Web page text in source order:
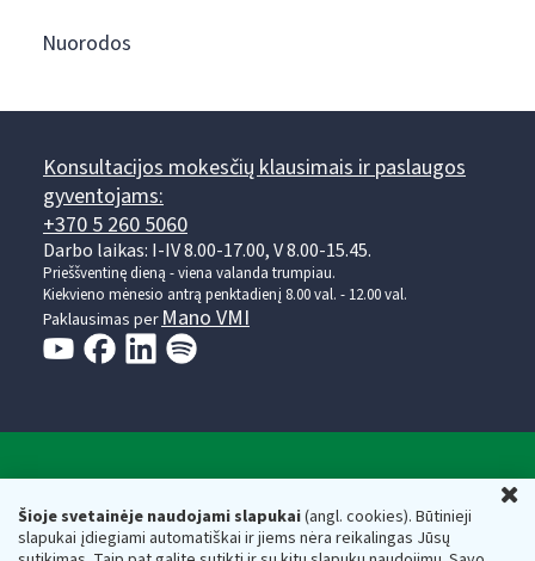
Šioje svetainėje naudojami slapukai(angl. cookies). Būtinieji
slapukai įdiegiami automatiškai ir jiems nėra reikalingas Jūsų
Nuorodos
Konsultacijos mokesčių klausimais ir paslaugos
gyventojams:
+370 5 260 5060
Darbo laikas: I-IV 8.00-17.00, V 8.00-15.45.
Prieššventinę dieną - viena valanda trumpiau.
Kiekvieno mėnesio antrą penktadienį 8.00 val. - 12.00 val.
Paklausimas per Mano VMI
Respublikos finansų ministerijos
Biudžetinė įstaiga. Juridinio asmens kodas — 188659752,